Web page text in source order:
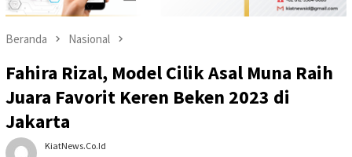
Beranda Nasional
Fahira Rizal, Model Cilik Asal Muna Raih
Juara Favorit Keren Beken 2023 di
Jakarta
KiatNews.co.id